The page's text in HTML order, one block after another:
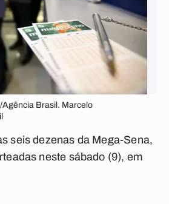
Brasil. Marcelo
seis dezenas da Mega-Sena,
neste sábado (9), em